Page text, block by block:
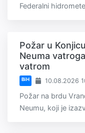
Federalni
Požar u
Neuma
vatrom
BiH 10.08.2026
Požar na brdu
Neumu, koji je